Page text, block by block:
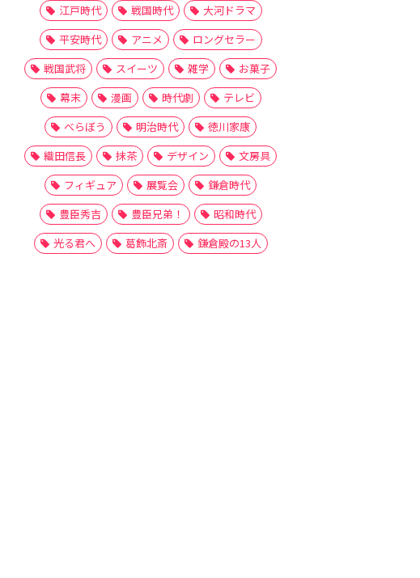
江戸時代 戦国時代
大河ドラマ
平安時代
アニメ
ロングセラー
戦国武将
スイーツ 雑学
お菓子
幕末
漫画 時代劇
テレビ
べらぼう
明治時代
徳川家康
織田信長
抹茶 デザイン
文房具
フィギュア
展覧会
鎌倉時代
豊臣秀吉
豊臣兄弟！
昭和時代
光る君へ
葛飾北斎 鎌倉殿の13人